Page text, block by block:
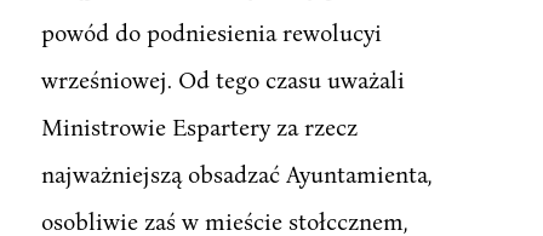
powód do podniesienia rewolucyi
wrześniowej. Od tego czasu uważali
Ministrowie Espartery za rzecz
najważniejszą obsadzać Ayuntamienta,
osobliwie zaś w mieście stołccznem,